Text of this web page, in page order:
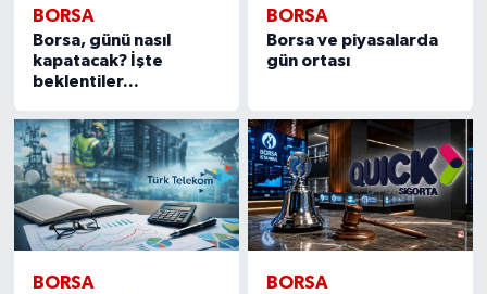
BORSA
Borsa, günü nasıl
kapatacak? İşte
beklentiler...
BORSA
Borsa ve piyasalarda
gün ortası
BORSA BORSA